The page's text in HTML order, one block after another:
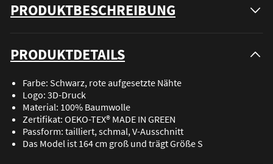
PRODUKTBESCHREIBUNG
PRODUKTDETAILS
Farbe: Schwarz, rote aufgesetzte Nähte
Logo: 3D-Druck
Material: 100% Baumwolle
Zertifikat: OEKO-TEX® MADE IN GREEN
Passform: tailliert, schmal, V-Ausschnitt
Das Model ist 164 cm groß und trägt Größe S